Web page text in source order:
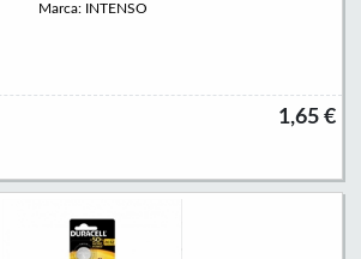
Marca: INTENSO
1,65 €